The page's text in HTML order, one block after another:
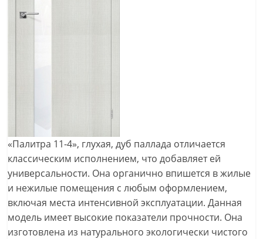
«Палитра 11-4», глухая, дуб паллада отличается
классическим исполнением, что добавляет ей
универсальности. Она органично впишется в жилые
и нежилые помещения с любым оформлением,
включая места интенсивной эксплуатации. Данная
модель имеет высокие показатели прочности. Она
изготовлена из натурального экологически чистого